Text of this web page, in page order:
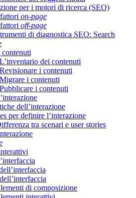
per i motori di ricerca (SEO)
on-page
off-page
di diagnostica SEO: Search
dei contenuti
i contenuti
i contenuti
i contenuti
dell’interazione
per definire l’interazione
tra scenari e user stories
di composizione